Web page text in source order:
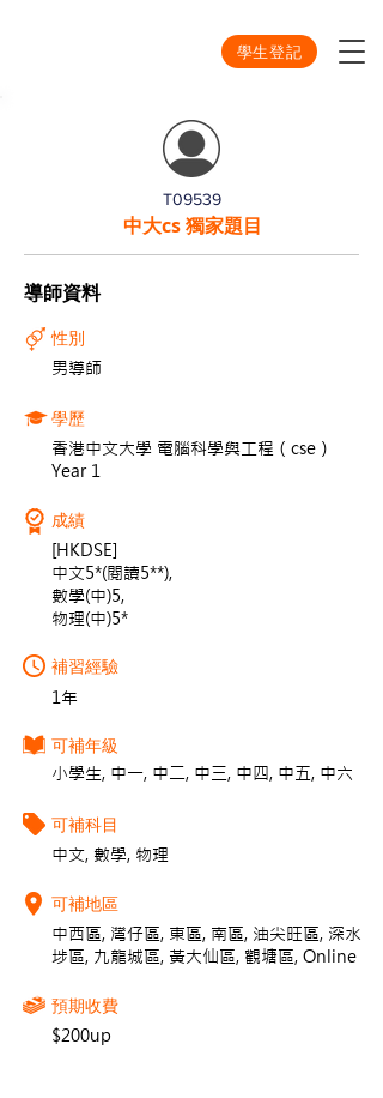
學生登記
T09539
中大cs 獨家題目
導師資料
性別
男導師
學歷
香港中文大學 電腦科學與工程（cse）
Year 1
成績
[HKDSE]
中文5*(閱讀5**),
數學(中)5,
物理(中)5*
補習經驗
1年
可補年級
小學生, 中一, 中二, 中三, 中四, 中五, 中六
可補科目
中文, 數學, 物理
可補地區
中西區, 灣仔區, 東區, 南區, 油尖旺區, 深水
埗區, 九龍城區, 黃大仙區, 觀塘區, Online
預期收費
$200up